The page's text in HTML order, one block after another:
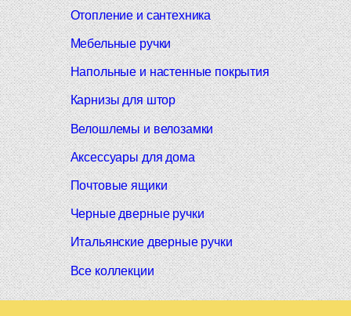
Отопление и сантехника
Мебельные ручки
Напольные и настенные покрытия
Карнизы для штор
Велошлемы и велозамки
Аксессуары для дома
Почтовые ящики
Черные дверные ручки
Итальянские дверные ручки
Все коллекции